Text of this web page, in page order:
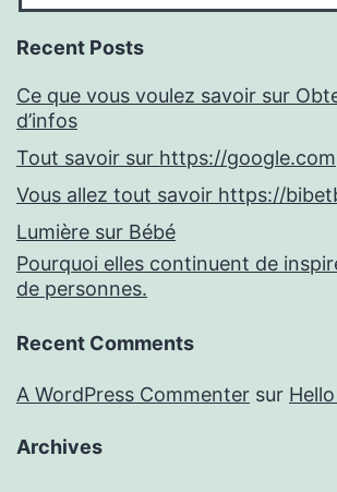
Recent Posts
Ce que vous voulez savoir sur
d’infos
Tout savoir sur https://google.com
Vous allez tout savoir https://
Lumière sur Bébé
Pourquoi elles continuent de
de personnes.
Recent Comments
A WordPress Commenter sur
Archives